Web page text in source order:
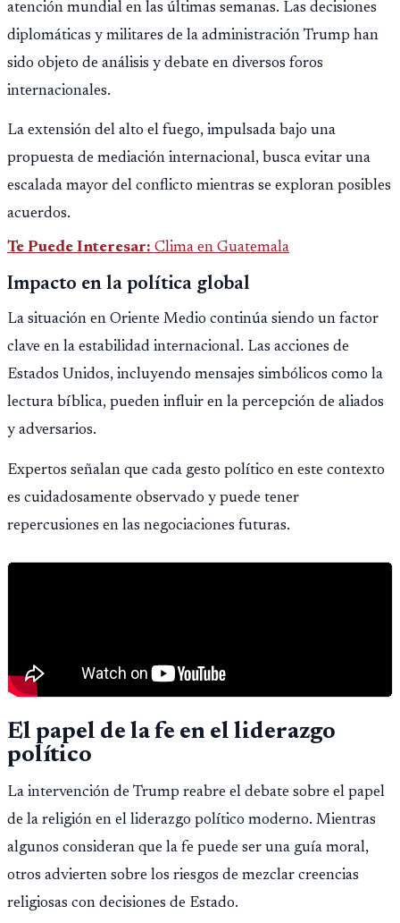
atención mundial en las últimas semanas. Las decisiones
diplomáticas y militares de la administración Trump han
sido objeto de análisis y debate en diversos foros
internacionales.
La extensión del alto el fuego, impulsada bajo una
propuesta de mediación internacional, busca evitar una
escalada mayor del conflicto mientras se exploran posibles
acuerdos.
Te Puede Interesar: Clima en Guatemala
Impacto en la política global
La situación en Oriente Medio continúa siendo un factor
clave en la estabilidad internacional. Las acciones de
Estados Unidos, incluyendo mensajes simbólicos como la
lectura bíblica, pueden influir en la percepción de aliados
y adversarios.
Expertos señalan que cada gesto político en este contexto
es cuidadosamente observado y puede tener
repercusiones en las negociaciones futuras.
El papel de la fe en el liderazgo
político
La intervención de Trump reabre el debate sobre el papel
de la religión en el liderazgo político moderno. Mientras
algunos consideran que la fe puede ser una guía moral,
otros advierten sobre los riesgos de mezclar creencias
religiosas con decisiones de Estado.